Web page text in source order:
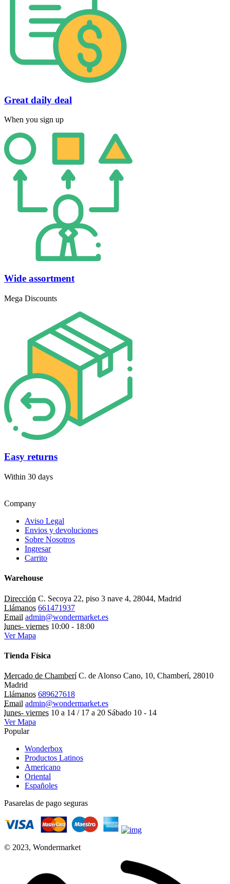
Great daily deal
When you sign up
Wide assortment
Mega Discounts
Easy returns
Within 30 days
Company
Aviso Legal
Envios y devoluciones
Sobre Nosotros
Ingresar
Carrito
Warehouse
Dirección C. Secoya 22, piso 3 nave 4, 28044, Madrid
Llámanos 661471937
Email admin@wondermarket.es
lunes- viernes 10:00 - 18:00
Ver Mapa
Tienda Física
Mercado de Chamberí C. de Alonso Cano, 10, Chamberí, 28010
Madrid
Llámanos 689627618
Email admin@wondermarket.es
lunes- viernes 10 a 14 / 17 a 20 Sábado 10 - 14
Ver Mapa
Popular
Wonderbox
Productos Latinos
Americano
Oriental
Españoles
Pasarelas de pago seguras
© 2023, Wondermarket